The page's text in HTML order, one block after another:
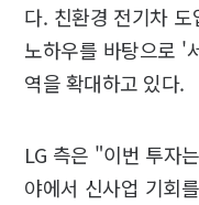
다. 친환경 전기차
노하우를 바탕으로 '
역을 확대하고 있다.
LG 측은 "이번 투자
야에서 신사업 기회